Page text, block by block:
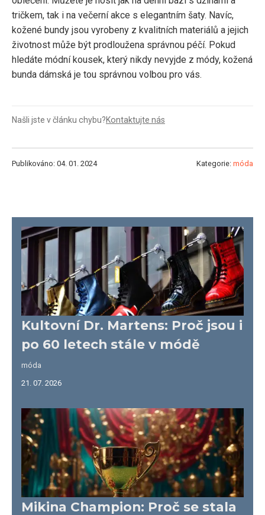
tričkem, tak i na večerní akce s elegantním šaty. Navíc,
kožené bundy jsou vyrobeny z kvalitních materiálů a jejich
životnost může být prodloužena správnou péčí. Pokud
hledáte módní kousek, který nikdy nevyjde z módy, kožená
bunda dámská je tou správnou volbou pro vás.
Našli jste v článku chybu?Kontaktujte nás
Publikováno: 04. 01. 2024 Kategorie: móda
Kultovní Dr. Martens: Proč jsou i
po 60 letech stále v módě
móda
21. 07. 2026
Mikina Champion: Proč se stala